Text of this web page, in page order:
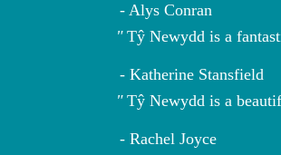
Alys Conran
Tŷ Newydd is a
Katherine Stansfield
Tŷ Newydd is a
Rachel Joyce